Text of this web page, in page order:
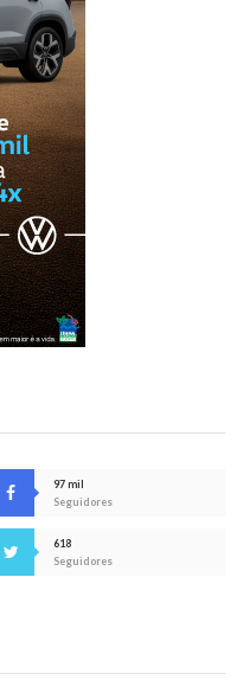
97 mil
Seguidores
618
Seguidores